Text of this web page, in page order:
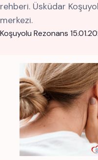
rehberi. Üsküdar
merkezi.
Koşuyolu Rezonans